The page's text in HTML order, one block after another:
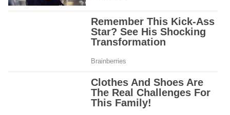
Advertisement